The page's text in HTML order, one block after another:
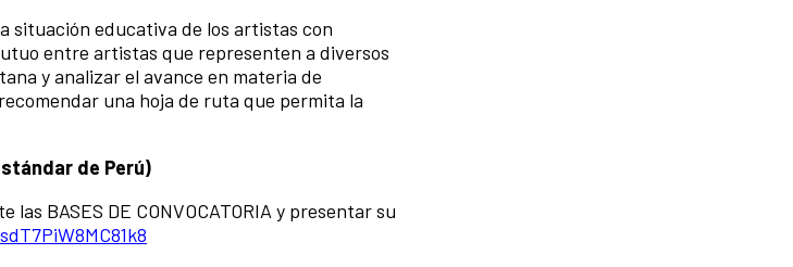
situación educativa de los artistas con
entre artistas que representen a diversos
y analizar el avance en materia de
una hoja de ruta que permita la
de Perú)
BASES DE CONVOCATORIA y presentar su